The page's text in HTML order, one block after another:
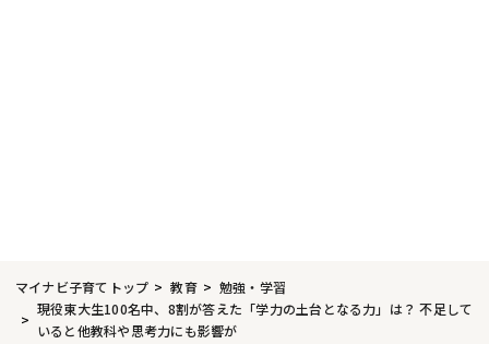
マイナビ子育てトップ 教育
勉強・学習
現役東大生100名中、8割が答えた「学力の土台となる力」は？ 不足して
いると他教科や思考力にも影響が